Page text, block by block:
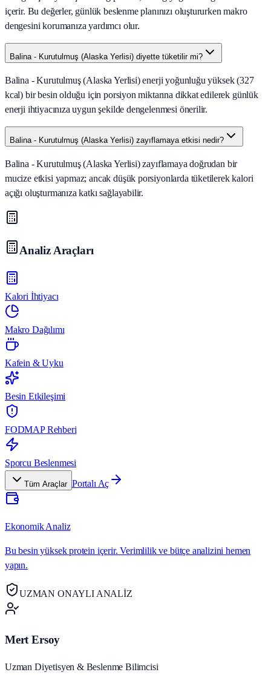
içerir. Bu değerler, günlük beslenme planınızı oluştururken makro
dengesini korumanıza yardımcı olur.
Balina - Kurutulmuş (Alaska Yerlisi) diyette tüketilir mi?
Balina - Kurutulmuş (Alaska Yerlisi) enerji yoğunluğu yüksek (327
kcal) bir besin olduğu için porsiyon miktarına dikkat edilerek günlük
enerji ihtiyacınıza uygun şekilde dengelenmesi önerilir.
Balina - Kurutulmuş (Alaska Yerlisi) zayıflamaya etkisi nedir?
Balina - Kurutulmuş (Alaska Yerlisi) zayıflamaya doğrudan bir
mucize etkisi yapmaz; ancak düşük porsiyonlarda tüketilerek kalori
açığı oluşturmanıza katkı sağlayabilir.
Analiz Araçları
Kalori İhtiyacı
Makro Dağılımı
Kafein & Uyku
Besin Etkileşimi
FODMAP Rehberi
Sporcu Beslenmesi
Tüm Araçlar Portalı Aç
Ekonomik Analiz
Bu besin yüksek protein içerir. Verimlilik ve bütçe analizini hemen
yapın.
UZMAN ONAYLI ANALİZ
Mert Ersoy
Uzman Diyetisyen & Beslenme Bilimcisi